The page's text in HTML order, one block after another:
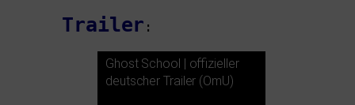
Trailer :
Ghost School | offi­zi­el­ler
deut­scher Trailer (OmU)